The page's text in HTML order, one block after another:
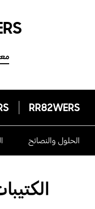
RR82WERS
الحلول والنصائح